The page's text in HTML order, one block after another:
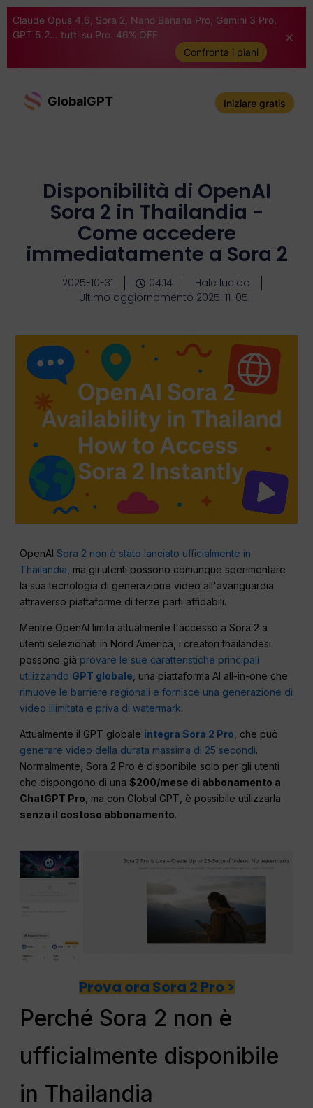
Claude Opus 4.6, Sora 2, Nano Banana Pro, Gemini 3 Pro,
GPT 5.2... tutti su Pro. 46% OFF
Confronta i piani
GlobalGPT Iniziare gratis
Disponibilità di OpenAI
Sora 2 in Thailandia -
Come accedere
immediatamente a Sora 2
2025-10-31 04:14
Hale lucido
Ultimo aggiornamento 2025-11-05
OpenAISora 2 non è stato lanciato ufficialmente in
Thailandia , ma gli utenti possono comunque sperimentare
la sua tecnologia di generazione video all'avanguardia
attraverso piattaforme di terze parti affidabili.
Mentre OpenAI limita attualmente l'accesso a Sora 2 a
utenti selezionati in Nord America, i creatori thailandesi
possono già provare le sue caratteristiche principali
utilizzando GPT globale , una piattaforma AI all-in-one che
rimuove le barriere regionali e fornisce una generazione di
video illimitata e priva di watermark.
Attualmente il GPT globale integra Sora 2 Pro, che può
generare video della durata massima di 25 secondi.
Normalmente, Sora 2 Pro è disponibile solo per gli utenti
che dispongono di una$200/mese di abbonamento a
ChatGPT Pro, ma con Global GPT, è possibile utilizzarla
senza il costoso abbonamento.
Prova ora Sora 2 Pro >
Perché Sora 2 non è
ufficialmente disponibile
in Thailandia